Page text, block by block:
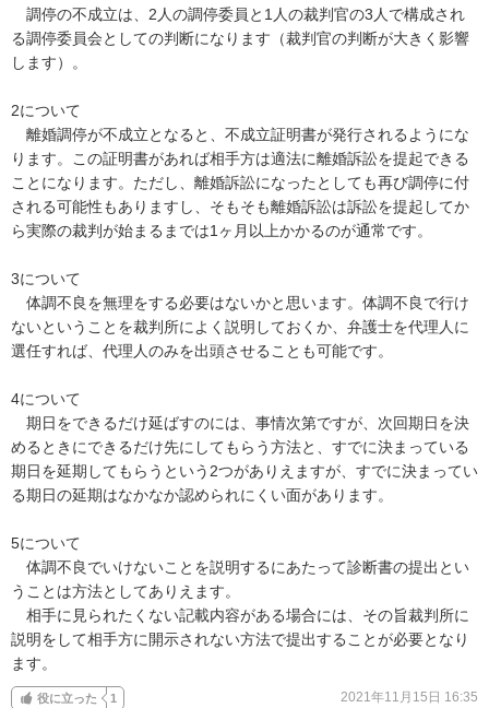
調停の不成立は、2人の調停委員と1人の裁判官の3人で構成され
る調停委員会としての判断になります（裁判官の判断が大きく影響
します）。
2について
離婚調停が不成立となると、不成立証明書が発行されるようにな
ります。この証明書があれば相手方は適法に離婚訴訟を提起できる
ことになります。ただし、離婚訴訟になったとしても再び調停に付
される可能性もありますし、そもそも離婚訴訟は訴訟を提起してか
ら実際の裁判が始まるまでは1ヶ月以上かかるのが通常です。
3について
体調不良を無理をする必要はないかと思います。体調不良で行け
ないということを裁判所によく説明しておくか、弁護士を代理人に
選任すれば、代理人のみを出頭させることも可能です。
4について
期日をできるだけ延ばすのには、事情次第ですが、次回期日を決
めるときにできるだけ先にしてもらう方法と、すでに決まっている
期日を延期してもらうという2つがありえますが、すでに決まってい
る期日の延期はなかなか認められにくい面があります。
5について
体調不良でいけないことを説明するにあたって診断書の提出とい
うことは方法としてありえます。
相手に見られたくない記載内容がある場合には、その旨裁判所に
説明をして相手方に開示されない方法で提出することが必要となり
ます。
役に立った 1 2021年11月15日 16:35